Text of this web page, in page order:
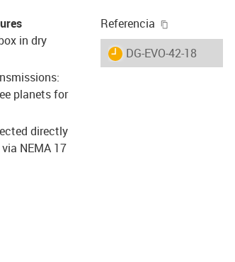
in dry
planets for
directly
NEMA 17
Referencia
igus-icon-lieferzeit
DG-EVO-42-18